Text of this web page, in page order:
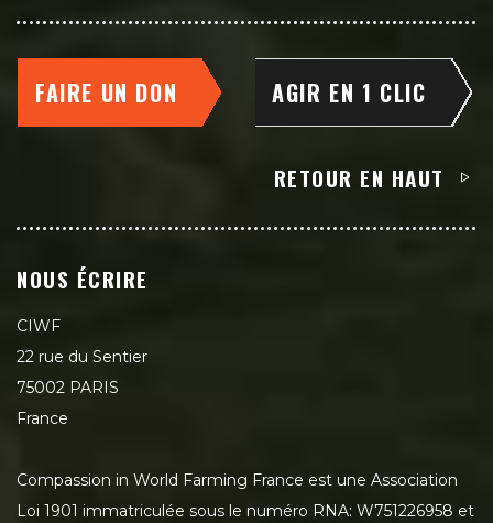
FAIRE UN DON AGIR EN 1 CLIC
RETOUR EN HAUT
NOUS ÉCRIRE
CIWF
22 rue du Sentier
75002 PARIS
France
Compassion in World Farming France est une Association
Loi 1901 immatriculée sous le numéro RNA: W751226958 et